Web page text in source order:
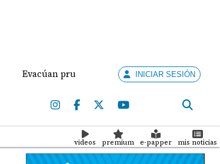
Evacúan pruebas periciales en el segundo día del
INICIAR SESIÓN
videos premium e-papper mis noticias